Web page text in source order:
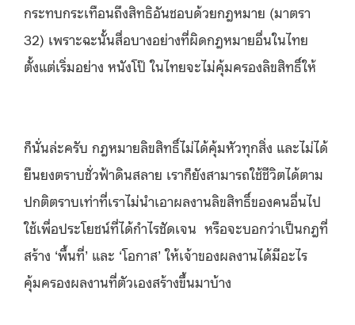
กระทบกระเทือนถึงสิทธิอันชอบด้วยกฎหมาย (มาตรา
32) เพราะฉะนั้นสื่อบางอย่างที่ผิดกฎหมายอื่นในไทย
ตั้งแต่เริ่มอย่าง หนังโป๊ ในไทยจะไม่คุ้มครองลิขสิทธิ์ให้
ก็นั่นล่ะครับ กฎหมายลิขสิทธิ์ไม่ได้คุ้มหัวทุกสิ่ง และไม่ได้
ยืนยงตราบชั่วฟ้าดินสลาย เราก็ยังสามารถใช้ชีวิตได้ตาม
ปกติตราบเท่าที่เราไม่นำเอาผลงานลิขสิทธิ์ของคนอื่นไป
ใช้เพื่อประโยชน์ที่ได้กำไรชัดเจน หรือจะบอกว่าเป็นกฎที่
สร้าง ‘พื้นที่’ และ ‘โอกาส’ ให้เจ้าของผลงานได้มีอะไร
คุ้มครองผลงานที่ตัวเองสร้างขึ้นมาบ้าง